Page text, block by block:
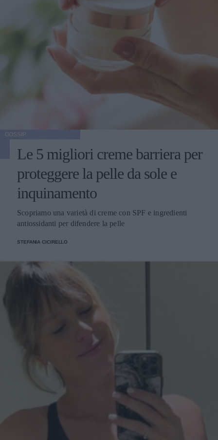
Le 5 migliori creme barriera per
proteggere la pelle da sole e
inquinamento
Scopriamo una varietà di creme con SPF e ingredienti
antiossidanti per difendere la pelle
STEFANIA CICIRELLO